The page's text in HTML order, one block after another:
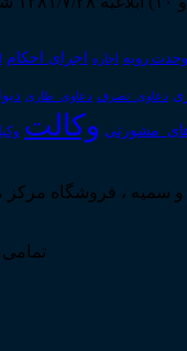
وحدت رویه اجاره اجرای احکام
دعاوی_تصرف دعاوی_طاری
وکالت
و سمیه ، فروشگاه